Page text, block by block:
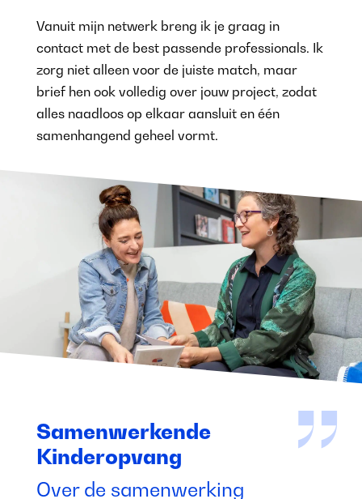
Vanuit mijn netwerk breng ik je graag in
contact met de best passende professionals. Ik
zorg niet alleen voor de juiste match, maar
brief hen ook volledig over jouw project, zodat
alles naadloos op elkaar aansluit en één
samenhangend geheel vormt.
Samenwerkende
Kinderopvang
Over de samenwerking